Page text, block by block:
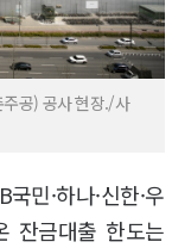
공) 공사 현장./사
민·하나·신한·우
잔금대출 한도는